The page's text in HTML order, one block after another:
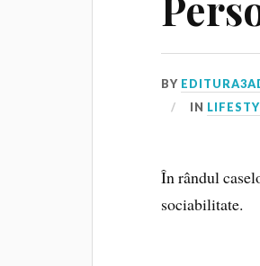
BY
IN
În rândul
sociabilitate.